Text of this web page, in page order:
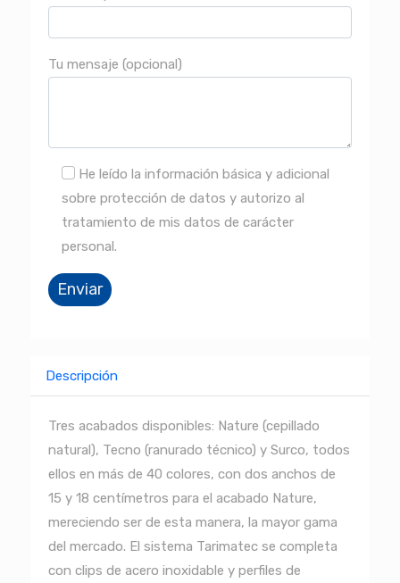
Tu mensaje (opcional)
He leído la información básica y adicional
sobre protección de datos y autorizo al
tratamiento de mis datos de carácter
personal.
Descripción
Tres acabados disponibles: Nature (cepillado
natural), Tecno (ranurado técnico) y Surco, todos
ellos en más de 40 colores, con dos anchos de
15 y 18 centímetros para el acabado Nature,
mereciendo ser de esta manera, la mayor gama
del mercado. El sistema Tarimatec se completa
con clips de acero inoxidable y perfiles de